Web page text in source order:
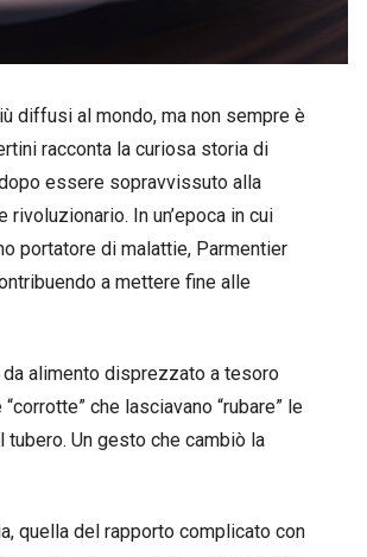
diffusi al mondo, ma non sempre è
racconta la curiosa storia di
essere sopravvissuto alla
In un’epoca in cui
portatore di malattie, Parmentier
a mettere fine alle
da alimento disprezzato a tesoro
che lasciavano “rubare” le
Un gesto che cambiò la
quella del rapporto complicato con